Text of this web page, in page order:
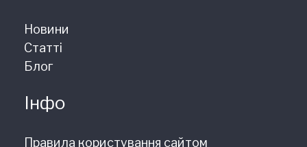
Новини
Статті
Блог
Інфо
Правила користування сайтом